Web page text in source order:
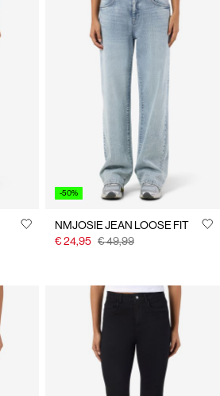
-50%
NMJOSIE JEAN LOOSE FIT
€ 24,95 € 49,99